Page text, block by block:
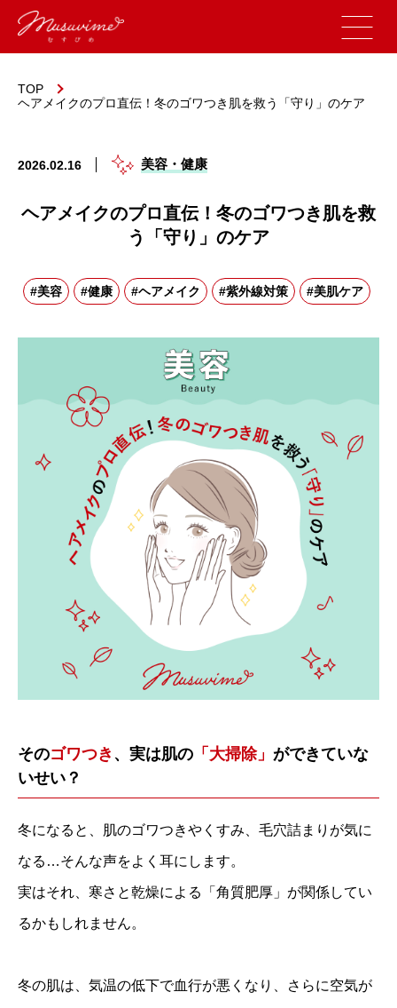
TOP
ヘアメイクのプロ直伝！冬のゴワつき肌を救う「守り」のケア
2026.02.16 美容・健康
ヘアメイクのプロ直伝！冬のゴワつき肌を救
う「守り」のケア
#美容 #健康 #ヘアメイク #紫外線対策 #美肌ケア
そのゴワつき 、実は肌の 「大掃除」 ができていな
いせい？
冬になると、肌のゴワつきやくすみ、毛穴詰まりが気に
なる…そんな声をよく耳にします。
実はそれ、寒さと乾燥による「角質肥厚」が関係してい
るかもしれません。
冬の肌は、気温の低下で血行が悪くなり、さらに空気が